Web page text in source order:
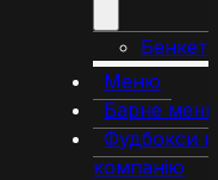
Меню
Барне
Фудбокси
компанію